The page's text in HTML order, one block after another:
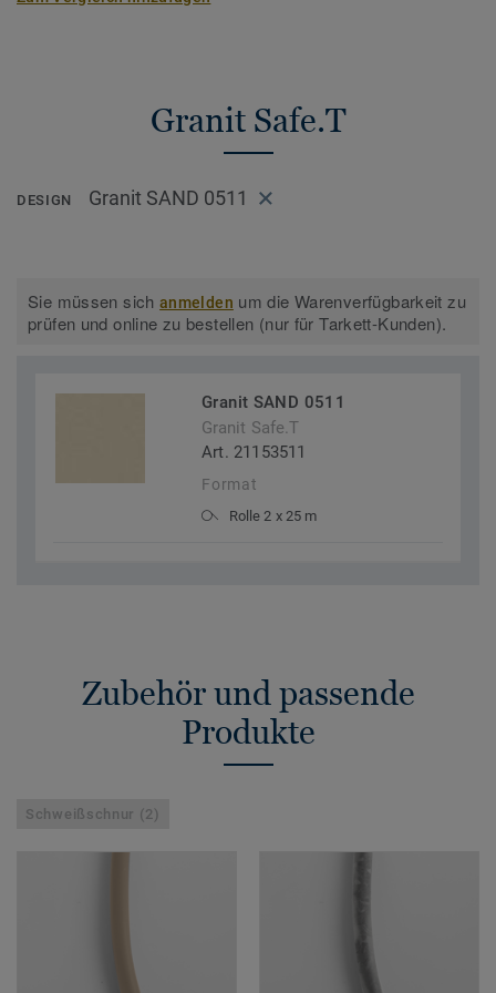
Granit Safe.T
DESIGN Granit SAND 0511
Sie müssen sichanmelden um die Warenverfügbarkeit zu
prüfen und online zu bestellen (nur für Tarkett-Kunden).
Granit SAND 0511
Granit Safe.T
Art. 21153511
Format
Rolle 2 x 25 m
Zubehör und passende
Produkte
Schweißschnur (2)